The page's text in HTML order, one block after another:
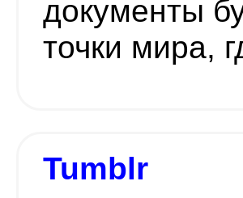
документы
точки мира,
Tumblr